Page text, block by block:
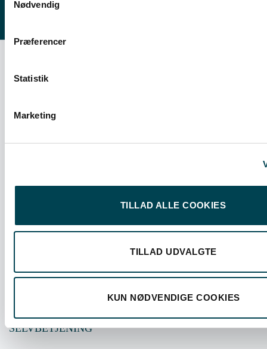
Nødvendig
Præferencer
Statistik
Marketing
TILLAD ALLE COOKIES
TILLAD UDVALGTE
KUN NØDVENDIGE COOKIES
Om Bornholms Energi & Forsyning
Bæredygtighed
Om Innovations Ø Bornholm
Nyheder og presse
Whistleblowerordning
SELVBETJENING